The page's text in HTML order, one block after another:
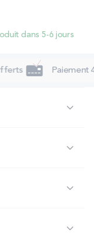
dans 5-6 jours
Paiement